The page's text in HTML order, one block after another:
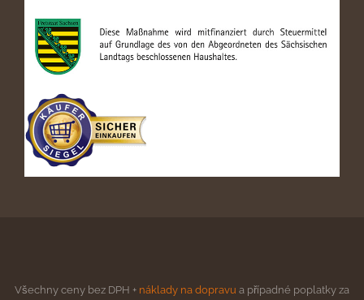
Všechny ceny bez DPH + náklady na dopravu a případné poplatky za